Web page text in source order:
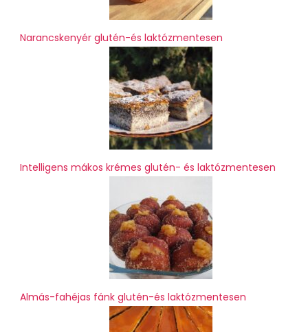
Narancskenyér glutén-és laktózmentesen
Intelligens mákos krémes glutén- és laktózmentesen
Almás-fahéjas fánk glutén-és laktózmentesen